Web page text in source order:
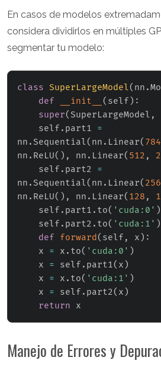
En casos de modelos
considera dividirlos en múltiples
segmentar tu modelo:
class SuperLargeModel( nn .
def
__init__ ( self ) :
super( SuperLargeModel ,
    self
. part1 =
nn . Sequential( nn . Linear( 784
nn . ReLU( ) , nn . Linear( 512 ,
    self
. part2 =
nn . Sequential( nn . Linear( 256
nn . ReLU( ) , nn . Linear( 128 ,
    self
. part1 . to( 'cuda:0' )
    self
. part2 . to( 'cuda:1' )
def
forward ( self , x ) :
    x
= x . to( 'cuda:0' )
    x
= self . part1( x )
    x
= x . to( 'cuda:1' )
    x
= self . part2( x )
return x
Manejo de Errores y